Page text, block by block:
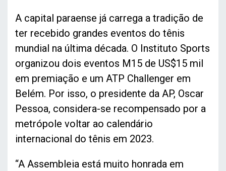
A capital paraense já carrega a tradição de
ter recebido grandes eventos do tênis
mundial na última década. O Instituto Sports
organizou dois eventos M15 de US$15 mil
em premiação e um ATP Challenger em
Belém. Por isso, o presidente da AP, Oscar
Pessoa, considera-se recompensado por a
metrópole voltar ao calendário
internacional do tênis em 2023.
“A Assembleia está muito honrada em